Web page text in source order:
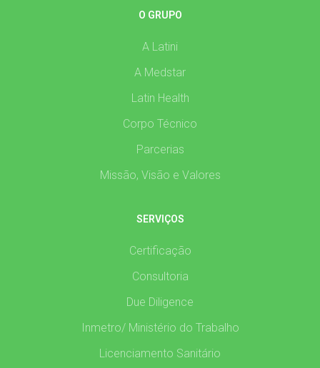
O GRUPO
A Latini
A Medstar
Latin Health
Corpo Técnico
Parcerias
Missão, Visão e Valores
SERVIÇOS
Certificação
Consultoria
Due Diligence
Inmetro/ Ministério do Trabalho
Licenciamento Sanitário